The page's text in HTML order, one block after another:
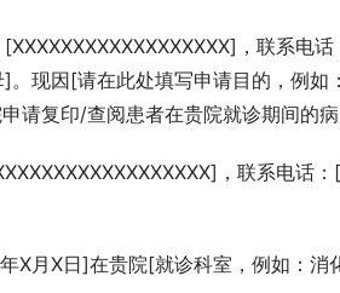
，联系电
现因[请在此处填写申请目的，例如
请复印/查阅患者在贵院就诊期间的病
，联系电话
X月X日]在贵院[就诊科室，例如：